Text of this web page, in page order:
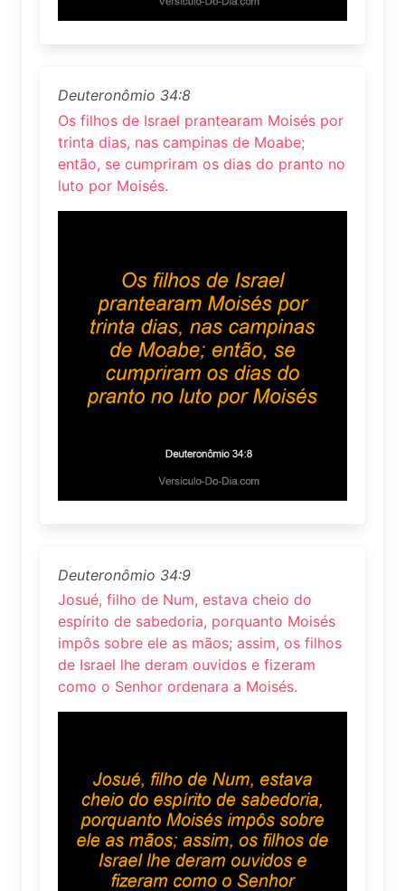
Deuteronômio 34:8
Os filhos de Israel prantearam Moisés por
trinta dias, nas campinas de Moabe;
então, se cumpriram os dias do pranto no
luto por Moisés.
Deuteronômio 34:9
Josué, filho de Num, estava cheio do
espírito de sabedoria, porquanto Moisés
impôs sobre ele as mãos; assim, os filhos
de Israel lhe deram ouvidos e fizeram
como o Senhor ordenara a Moisés.